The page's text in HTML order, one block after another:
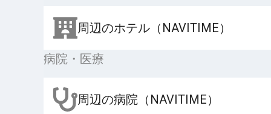
周辺のホテル（NAVITIME）
病院・医療
周辺の病院（NAVITIME）